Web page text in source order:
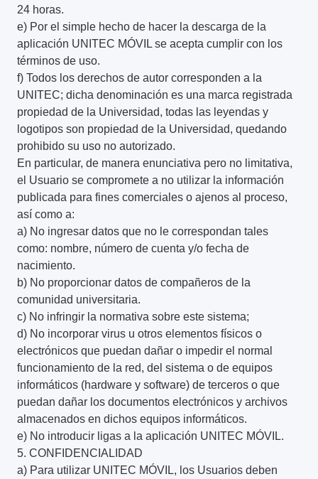
24 horas.
e) Por el simple hecho de hacer la descarga de la
aplicación UNITEC MÓVIL se acepta cumplir con los
términos de uso.
f) Todos los derechos de autor corresponden a la
UNITEC; dicha denominación es una marca registrada
propiedad de la Universidad, todas las leyendas y
logotipos son propiedad de la Universidad, quedando
prohibido su uso no autorizado.
En particular, de manera enunciativa pero no limitativa,
el Usuario se compromete a no utilizar la información
publicada para fines comerciales o ajenos al proceso,
así como a:
a) No ingresar datos que no le correspondan tales
como: nombre, número de cuenta y/o fecha de
nacimiento.
b) No proporcionar datos de compañeros de la
comunidad universitaria.
c) No infringir la normativa sobre este sistema;
d) No incorporar virus u otros elementos físicos o
electrónicos que puedan dañar o impedir el normal
funcionamiento de la red, del sistema o de equipos
informáticos (hardware y software) de terceros o que
puedan dañar los documentos electrónicos y archivos
almacenados en dichos equipos informáticos.
e) No introducir ligas a la aplicación UNITEC MÓVIL.
5. CONFIDENCIALIDAD
a) Para utilizar UNITEC MÓVIL, los Usuarios deben